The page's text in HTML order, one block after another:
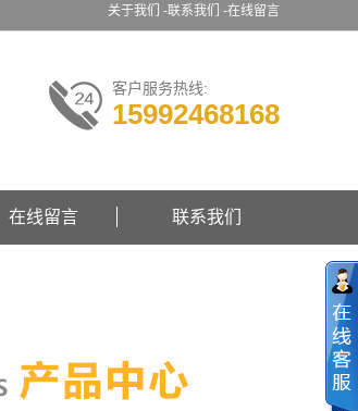
关于我们 -联系我们 -在线留言
客户服务热线:
15992468168
在线留言 联系我们